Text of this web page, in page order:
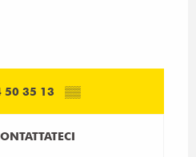
50 35 13 ▒▒